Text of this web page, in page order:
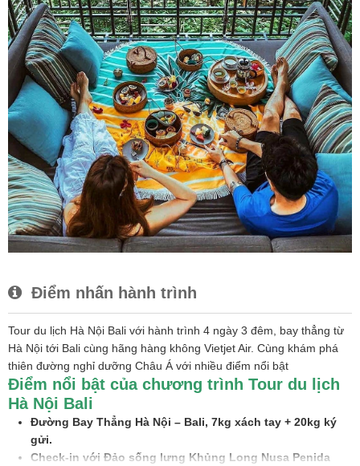
Điểm nhấn hành trình
Tour du lịch Hà Nội Bali với hành trình 4 ngày 3 đêm, bay thẳng từ
Hà Nội tới Bali cùng hãng hàng không Vietjet Air. Cùng khám phá
thiên đường nghỉ dưỡng Châu Ávới nhiều điểm nổi bật
Điểm nổi bật của chương trình Tour du lịch
Hà Nội Bali
Đường Bay Thẳng Hà Nội – Bali, 7kg xách tay + 20kg ký
gửi.
Check-in với Đảo sống lưng Khủng Long Nusa Penida